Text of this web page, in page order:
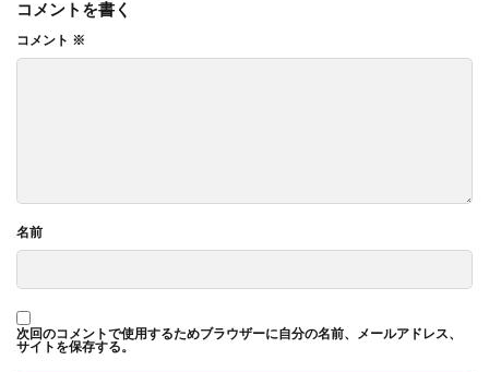
コメントを書く
コメント ※
名前
次回のコメントで使用するためブラウザーに自分の名前、メールアドレス、
サイトを保存する。